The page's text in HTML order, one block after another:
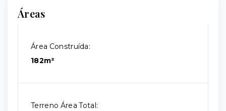
Áreas
Área Construída:
182m²
Terreno Área Total: